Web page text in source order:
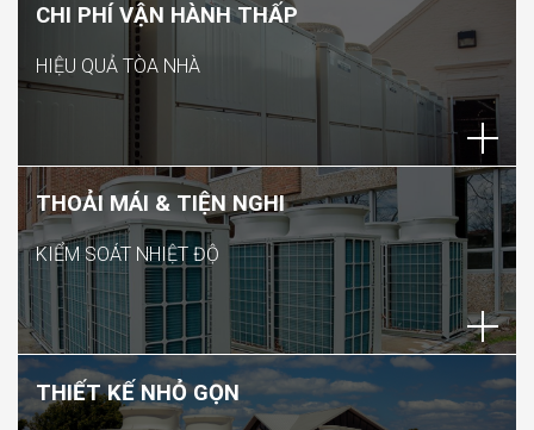
CHI PHÍ VẬN HÀNH THẤP
HIỆU QUẢ TÒA NHÀ
THOẢI MÁI & TIỆN NGHI
KIỂM SOÁT NHIỆT ĐỘ
THIẾT KẾ NHỎ GỌN